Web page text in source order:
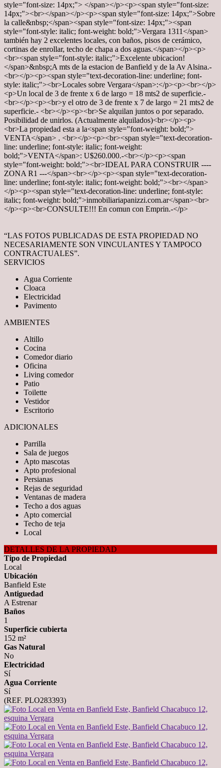
style="font-size: 14px;"> </span></p><p><span style="font-size:
14px;"><br></span></p><p><span style="font-size: 14px;">Sobre
la calle&nbsp;</span><span style="font-size: 14px;"><span
style="font-style: italic; font-weight: bold;">Vergara 1311</span>
también hay 2 excelentes locales, con baños, pisos de cerámico,
cortinas de enrollar, techo de chapa a dos aguas.</span></p><p>
<br><span style="font-style: italic;">Excelente ubicacion!
</span>&nbsp;A mts de la estacion de Banfield y de la Av Alsina.-
<br></p><p><span style="text-decoration-line: underline; font-
style: italic;"><br>Locales sobre Vergara</span>:</p><p><br></p>
<p>Un local de 3 de frente x 6 de largo = 18 mts2 de superficie.-
<br></p><p><br>y el otro de 3 de frente x 7 de largo = 21 mts2 de
superficie.- <br></p><p><br>Se alquilan juntos o por separado.
Posibilidad de unirlos. (Actualmente alquilados)<br></p><p>
<br>La propiedad esta a la<span style="font-weight: bold;">
VENTA</span> . <br></p><p><br><span style="text-decoration-
line: underline; font-style: italic; font-weight:
bold;">VENTA</span>: U$260.000.-<br></p><p><span
style="font-weight: bold;"><br>IDEAL PARA CONSTRUIR ----
ZONA R1 ---</span><br></p><p><span style="text-decoration-
line: underline; font-style: italic; font-weight: bold;"><br></span>
</p><p><span style="text-decoration-line: underline; font-style:
italic; font-weight: bold;">inmobiliariapanizzi.com.ar</span><br>
</p><p><br>CONSULTE!!! En comun con Emprin.-</p>
“LAS FOTOS PUBLICADAS DE ESTA PROPIEDAD NO
NECESARIAMENTE SON VINCULANTES Y TAMPOCO
CONTRACTUALES”.
SERVICIOS
Agua Corriente
Cloaca
Electricidad
Pavimento
AMBIENTES
Altillo
Cocina
Comedor diario
Oficina
Living comedor
Patio
Toilette
Vestidor
Escritorio
ADICIONALES
Parrilla
Sala de juegos
Apto mascotas
Apto profesional
Persianas
Rejas de seguridad
Ventanas de madera
Techo a dos aguas
Apto comercial
Techo de teja
Local
DETALLES DE LA PROPIEDAD
Tipo de Propiedad
Local
Ubicación
Banfield Este
Antiguedad
A Estrenar
Baños
1
Superficie cubierta
152 m²
Gas Natural
No
Electricidad
Sí
Agua Corriente
Sí
(REF. PLO283393)